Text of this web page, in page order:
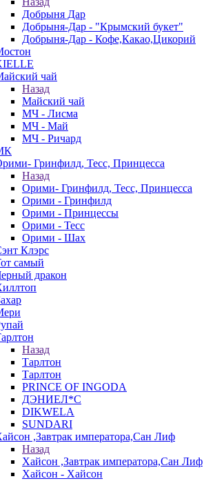
Добрыня Дар
Добрыня-Дар - "Крымский букет"
Добрыня-Дар - Кофе,Какао,Цикорий
чай
Назад
Майский чай
МЧ - Лисма
МЧ - Май
МЧ - Ричард
Гринфилд, Тесс, Принцесса
Назад
Орими- Гринфилд, Тесс, Принцесса
Орими - Гринфилд
Орими - Принцессы
Орими - Тесс
Орими - Шах
Клэрс
самый
дракон
Назад
Тарлтон
Тарлтон
PRINCE OF INGODA
ДЭНИЕЛ*С
DIKWELA
SUNDARI
,Завтрак императора,Сан Лиф
Назад
Хайсон ,Завтрак императора,Сан Лиф
Хайсон - Хайсон